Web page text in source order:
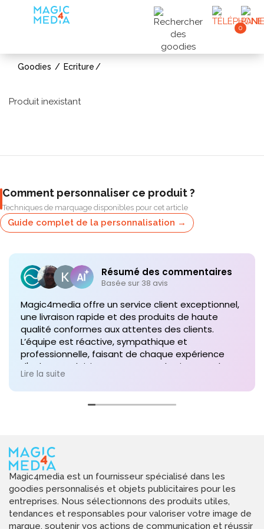
0
Goodies Ecriture
Produit inexistant
Comment personnaliser ce produit ?
Techniques de marquage disponibles pour cet article
Guide complet de la personnalisation →
Résumé des commentaires
Basée sur 38 avis
Magic4media offre un service client exceptionnel,
une livraison rapide et des produits de haute
qualité conformes aux attentes des clients.
L’équipe est réactive, sympathique et
professionnelle, faisant de chaque expérience
d'achat un plaisir. Je recommande vivement leurs
services pour toute commande future de produits
personnalisés !
Lire la suite
Magic4media est un fournisseur spécialisé dans les
goodies personnalisés et objets publicitaires pour les
entreprises. Nous sélectionnons des produits utiles,
tendances et responsables pour valoriser votre image de
marque, soutenir vos actions de communication et réussir